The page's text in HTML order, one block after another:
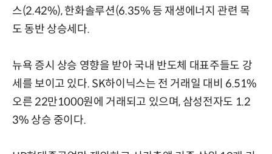
스(2.42%), 한화솔루션(6.35% 등 재생에너지 관련 목
도 동반 상승세다.
뉴욕 증시 상승 영향을 받아 국내 반도체 대표주들도 강
세를 보이고 있다. SK하이닉스는 전 거래일 대비 6.51%
오른 22만1000원에 거래되고 있으며, 삼성전자도 1.2
3% 상승 중이다.